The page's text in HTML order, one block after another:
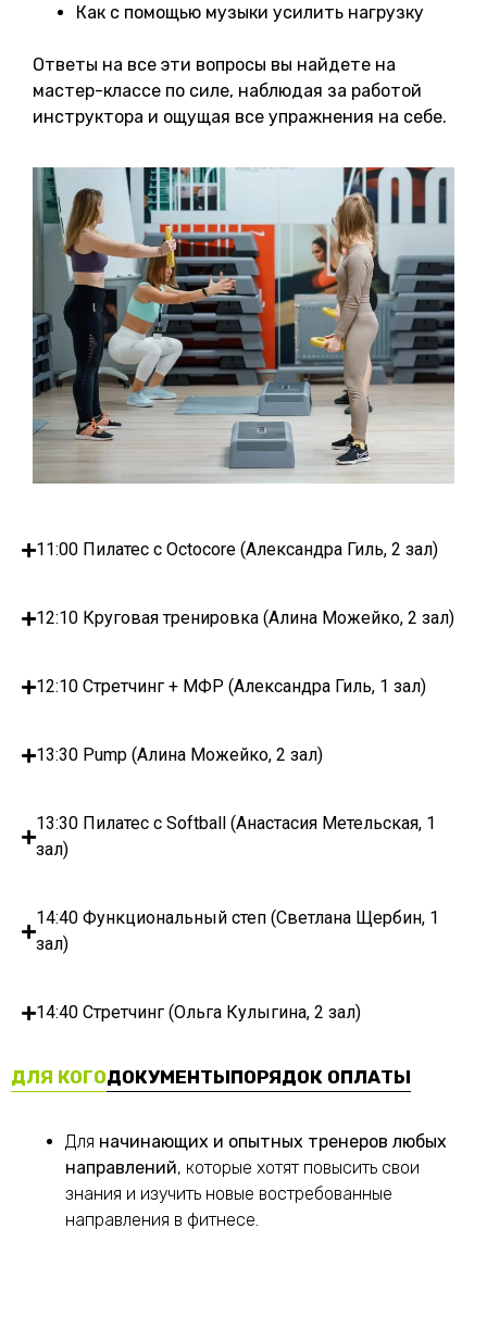
Как с помощью музыки усилить нагрузку
Ответы на все эти вопросы вы найдете на
мастер-классе по силе, наблюдая за работой
инструктора и ощущая все упражнения на себе.
11:00 Пилатес с Octocore (Александра Гиль, 2 зал)
12:10 Круговая тренировка (Алина Можейко, 2 зал)
12:10 Стретчинг + МФР (Александра Гиль, 1 зал)
13:30 Pump (Алина Можейко, 2 зал)
13:30 Пилатес с Softball (Анастасия Метельская, 1
зал)
14:40 Функциональный степ (Светлана Щербин, 1
зал)
14:40 Стретчинг (Ольга Кулыгина, 2 зал)
ДЛЯ КОГОДОКУМЕНТЫПОРЯДОК ОПЛАТЫ
Для начинающих и опытных тренеров любых
направлений, которые хотят повысить свои
знания и изучить новые востребованные
направления в фитнесе.